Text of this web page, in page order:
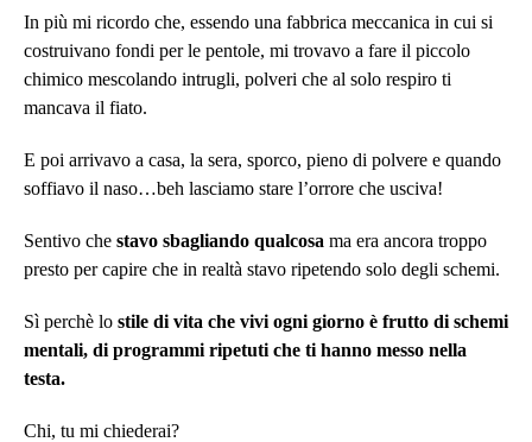
In più mi ricordo che, essendo una fabbrica meccanica in cui si
costruivano fondi per le pentole, mi trovavo a fare il piccolo
chimico mescolando intrugli, polveri che al solo respiro ti
mancava il fiato.
E poi arrivavo a casa, la sera, sporco, pieno di polvere e quando
soffiavo il naso…beh lasciamo stare l’orrore che usciva!
Sentivo che stavo sbagliando qualcosa ma era ancora troppo
presto per capire che in realtà stavo ripetendo solo degli schemi.
Sì perchè lo stile di vita che vivi ogni giorno è frutto di schemi
mentali, di programmi ripetuti che ti hanno messo nella
testa.
Chi, tu mi chiederai?